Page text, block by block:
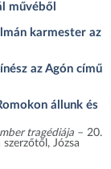
művéből
karmester az
az Agón című
állunk és
tragédiája– 20.
Józsa